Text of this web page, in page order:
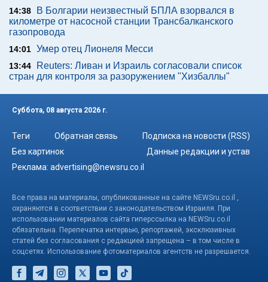
14:38
В Болгарии неизвестный БПЛА взорвался в
километре от насосной станции Трансбалканского
газопровода
14:01 Умер отец Лионеля Месси
13:44
Reuters: Ливан и Израиль согласовали список
стран для контроля за разоружением "Хизбаллы"
Суббота, 08 августа 2026 г.
Теги Обратная связь
Подписка на новости (RSS)
Без картинок
Данные редакции и устав
Реклама: advertising@newsru.co.il
Все права на материалы, опубликованные на сайте NEWSru.co.il ,
охраняются в соответствии с законодательством Израиля. При
использовании материалов сайта гиперссылка на NEWSru.co.il
обязательна. Перепечатка интервью, репортажей, эксклюзивных
статей без согласования с редакцией запрещена – в том числе в
соцсетях. Использование фотоматериалов агентств не разрешается.